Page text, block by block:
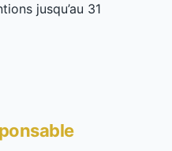
jusqu’au 31